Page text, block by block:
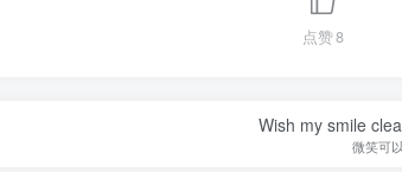
点赞8
Wish my smile
微笑可